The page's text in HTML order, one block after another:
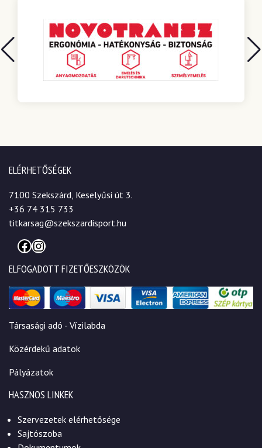
ELÉRHETŐSÉGEK
7100 Szekszárd, Keselyűsi út 3.
+36 74 315 733
titkarsag@szekszardisport.hu
Facebook
Instagram
ELFOGADOTT FIZETŐESZKÖZÖK
Társasági adó - Vízilabda
Közérdekű adatok
Pályázatok
HASZNOS LINKEK
Szervezetek elérhetősége
Sajtószoba